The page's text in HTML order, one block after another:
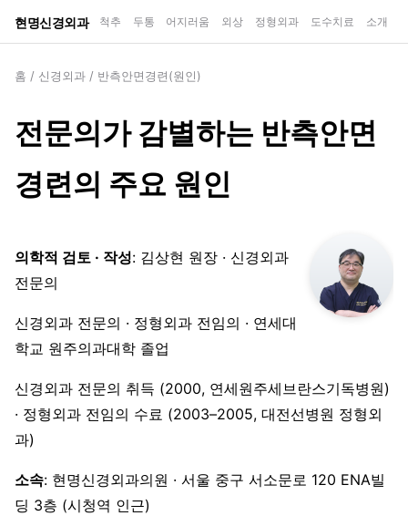
현명신경외과 척추 두통 어지러움 외상 정형외과 도수치료 소개
홈 / 신경외과 / 반측안면경련(원인)
전문의가 감별하는 반측안면
경련의 주요 원인
의학적 검토 · 작성: 김상현 원장 · 신경외과
전문의
신경외과 전문의 · 정형외과 전임의 · 연세대
학교 원주의과대학 졸업
신경외과 전문의 취득 (2000, 연세원주세브란스기독병원)
· 정형외과 전임의 수료 (2003–2005, 대전선병원 정형외
과)
소속: 현명신경외과의원 · 서울 중구 서소문로 120 ENA빌
딩 3층 (시청역 인근)